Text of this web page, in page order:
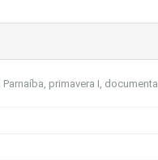
primavera I,